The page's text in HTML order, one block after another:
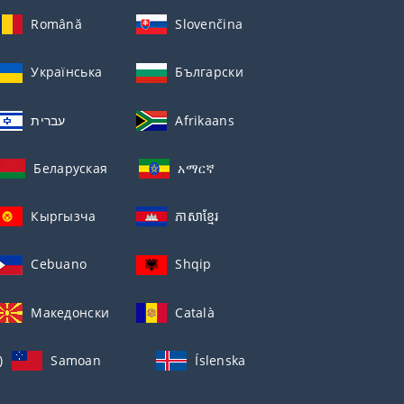
Română Slovenčina
Українська Български
עברית Afrikaans
Беларуская አማርኛ
Кыргызча ភាសាខ្មែរ
Cebuano Shqip
Македонски Català
Samoan Íslenska